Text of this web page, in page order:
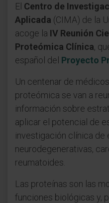
El Centro de
Aplicada (CIMA) de la
acoge la IV Reunión
Proteómica Clínica,
español del Proyecto
Un centenar de
proteómica se van a
información sobre
aplicar el potencial de
investigación clínica de
neurodegenerativas,
reumatoides.
Las proteínas son las
funciones biológicas y,